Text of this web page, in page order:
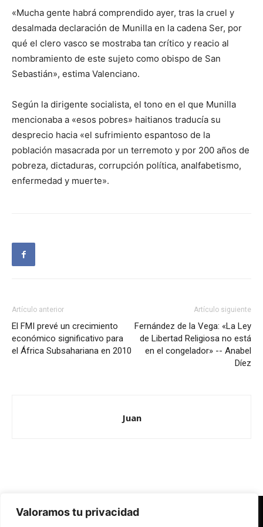
Valoramos tu privacidad
«Mucha gente habrá comprendido ayer, tras la cruel y
desalmada declaración de Munilla en la cadena Ser, por
qué el clero vasco se mostraba tan crítico y reacio al
nombramiento de este sujeto como obispo de San
Sebastián», estima Valenciano.
Según la dirigente socialista, el tono en el que Munilla
mencionaba a «esos pobres» haitianos traducía su
desprecio hacia «el sufrimiento espantoso de la
población masacrada por un terremoto y por 200 años de
pobreza, dictaduras, corrupción política, analfabetismo,
enfermedad y muerte».
Artículo anterior
El FMI prevé un crecimiento
económico significativo para
el África Subsahariana en 2010
Artículo siguiente
Fernández de la Vega: «La Ley
de Libertad Religiosa no está
en el congelador» -- Anabel
Díez
Juan
Redes Cristianas